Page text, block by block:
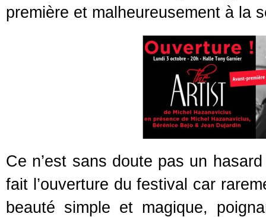
première et malheureusement à la
Ce n’est sans doute pas un
fait l’ouverture du festival car
beauté simple et magique,